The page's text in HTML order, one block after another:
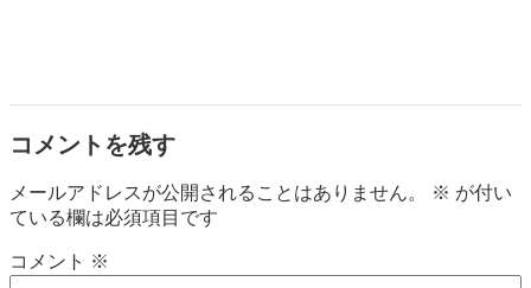
コメントを残す
メールアドレスが公開されることはありません。 ※ が付い
ている欄は必須項目です
コメント ※